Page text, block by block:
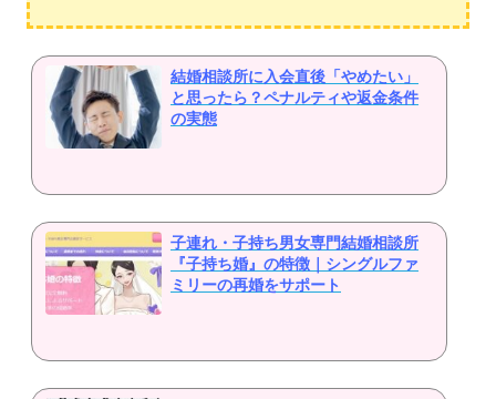
結婚相談所に入会直後「やめたい」
と思ったら？ペナルティや返金条件
の実態
子連れ・子持ち男女専門結婚相談所
『子持ち婚』の特徴｜シングルファ
ミリーの再婚をサポート